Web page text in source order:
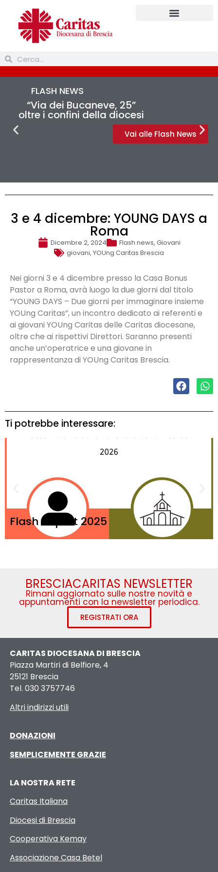
FLASH NEWS
“Via dei Bucaneve, 25”
oltre i confini della diocesi
Vai alle Flash News
3 e 4 dicembre: YOUNG DAYS a
Roma
Dicembre 2, 2024 Flash news, Giovani
giovani, YOUng Caritas Brescia
Nei giorni 3 e 4 dicembre presso la Casa Bonus
Pastor a Roma, avrà luogo la due giorni dal titolo
“YOUNG DAYS – Due giorni per immaginare insieme
YOUng Caritas”, un incontro dedicato ai referenti e
ai giovani YOUng Caritas delle Caritas diocesane,
oltre che ai rispettivi Direttori. Saranno presenti
anche un’operatrice e una giovane in
rappresentanza di YOUng Caritas Brescia.
Ti potrebbe interessare:
Flash Report 2025
BRESCIACARITAS NEWSLETTER
Rimani aggiornato sulle nostre novità e
appuntamenti con la newsletter periodica.
REGISTRATI ORA
CARITAS DIOCESANA DI BRESCIA
Piazza Martiri di Belfiore, 4
25121 Brescia
Tel. 030 3757746
Altri indirizzi utili
DONAZIONI
SEMPLICEMENTE GRAZIE
LA NOSTRA RETE
Caritas Italiana
Diocesi di Brescia
Cooperativa Kemay
Associazione Casa Betel